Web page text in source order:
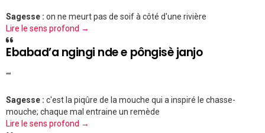
Sagesse : on ne meurt pas de soif à côté d'une rivière
Lire le sens profond →
Ebabad’a ngingi nde e pôngisè janjo
""
Sagesse : c'est la piqûre de la mouche qui a inspiré le chasse-
mouche; chaque mal entraine un remède
Lire le sens profond →